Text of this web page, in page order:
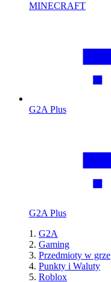
MINECRAFT
G2A Plus
G2A Plus
G2A
Gaming
Przedmioty w grze
Punkty i Waluty
Roblox